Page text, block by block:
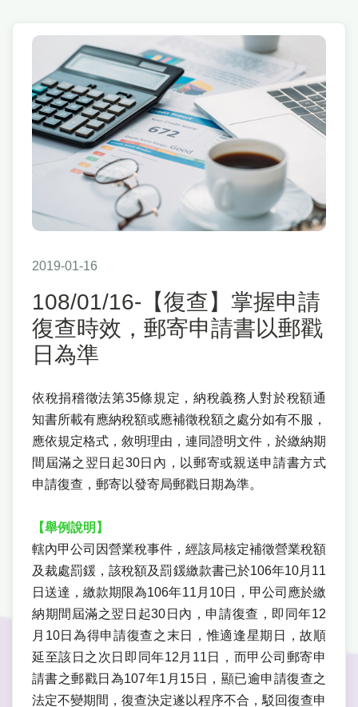
2019-01-16
108/01/16-【復查】掌握申請
復查時效，郵寄申請書以郵戳
日為準
依稅捐稽徵法第35條規定，納稅義務人對於稅額通
知書所載有應納稅額或應補徵稅額之處分如有不服，
應依規定格式，敘明理由，連同證明文件，於繳納期
間屆滿之翌日起30日內，以郵寄或親送申請書方式
申請復查，郵寄以發寄局郵戳日期為準。
【舉例說明】
轄內甲公司因營業稅事件，經該局核定補徵營業稅額
及裁處罰鍰，該稅額及罰鍰繳款書已於106年10月11
日送達，繳款期限為106年11月10日，甲公司應於繳
納期間屆滿之翌日起30日內，申請復查，即同年12
月10日為得申請復查之末日，惟適逢星期日，故順
延至該日之次日即同年12月11日，而甲公司郵寄申
請書之郵戳日為107年1月15日，顯已逾申請復查之
法定不變期間，復查決定遂以程序不合，駁回復查申